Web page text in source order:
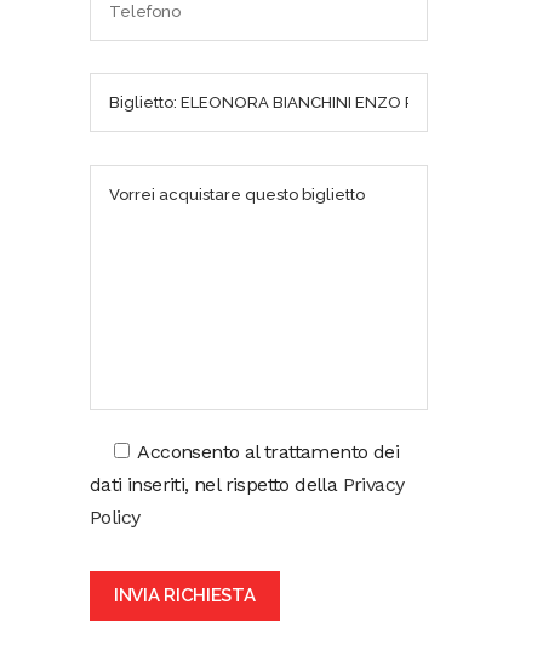
Acconsento al trattamento dei
dati inseriti, nel rispetto della Privacy
Policy